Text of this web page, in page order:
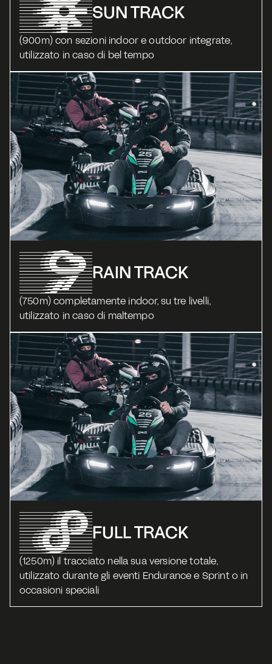
SUN TRACK
(900m) con sezioni indoor e outdoor integrate,
utilizzato in caso di bel tempo
RAIN TRACK
(750m) completamente indoor, su tre livelli,
utilizzato in caso di maltempo
FULL TRACK
(1250m) il tracciato nella sua versione totale,
utilizzato durante gli eventi Endurance e Sprint o in
occasioni speciali